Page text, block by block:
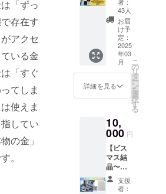
「ずっ
存在す
アクセ
いる金
「すぐ
てしま
使えま
してい
の金」
。
キャン
パス 1
枠で1名
同伴可
能で
す。親
子でも
友人同
士でも
当日の
講義室
のご案
内など
はメー
ルで送
信いた
しま
合した
魅力的
なアイ
テムで
す。
「人と
地球を
つな
ぐ」を
物の鉱
石と宝
属し、
安倍祐
一郎さ
んの
「生物×
銀・
銅・辰
砂の4点
＋飛び
出るペ
ン付
き！金
の玉約
0.1g 元
素ガ
ら、
金・
銀・
銅・水
銀(辰砂)
をセッ
トにし
てお届
者：
43人
お届
け予
定：
2025
年03
月
詳細を見る
こ
の
リ
タ
ー
ン
を
選
択
す
る
10,
000 円
【ビス
マス結
晶〜
キュー
ブ封支援
者：